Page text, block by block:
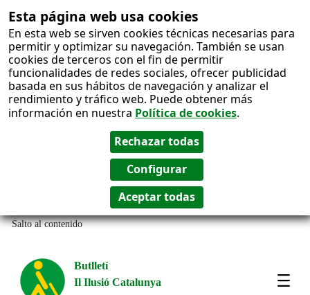
Esta página web usa cookies
En esta web se sirven cookies técnicas necesarias para
permitir y optimizar su navegación. También se usan
cookies de terceros con el fin de permitir
funcionalidades de redes sociales, ofrecer publicidad
basada en sus hábitos de navegación y analizar el
rendimiento y tráfico web. Puede obtener más
información en nuestra Política de cookies.
Salto al contenido
Butlletí
Il Ilusió Catalunya